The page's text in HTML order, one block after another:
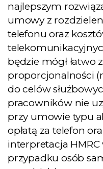
najlepszym
umowy z
telefonu oraz
będzie mógł łatwo
proporcjonalności
do celów
pracowników nie
przy umowie typu
opłatą za telefon
interpretacja
przypadku osób